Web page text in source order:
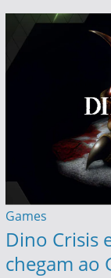
Games
Dino Crisis
chegam ao